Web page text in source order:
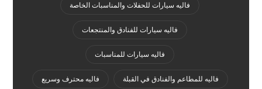
فاليه سيارات للحفلات والمناسبات الخاصة
فاليه سيارات للفنادق والمنتجعات
فاليه سيارات للمناسبات
فاليه للمطاعم والفنادق في القبلة فاليه محترف وسريع